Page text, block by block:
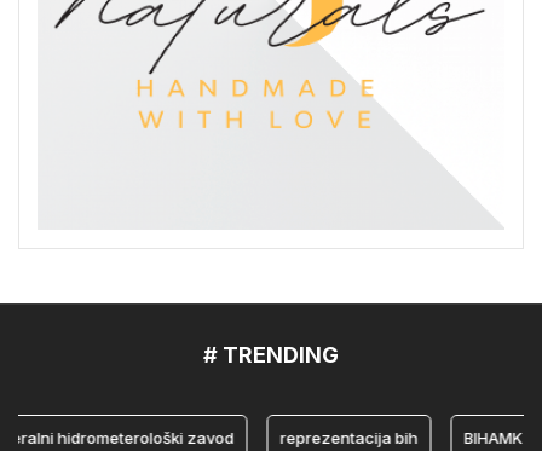
# TRENDING
hidrometerološki zavod reprezentacija bih BIHAMK